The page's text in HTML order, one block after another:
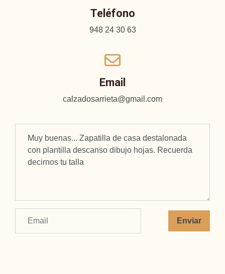
Teléfono
948 24 30 63
Email
calzadosarrieta@gmail.com
Enviar